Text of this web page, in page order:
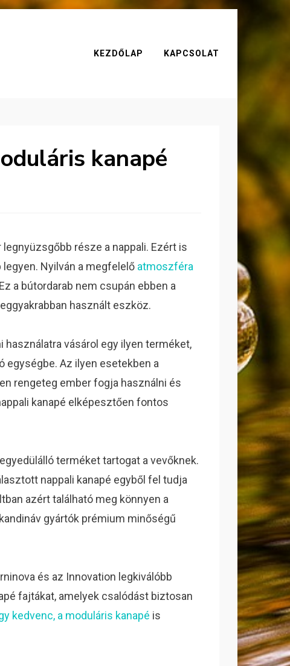
KEZDŐLAP KAPCSOLAT
kanapé
része a nappali. Ezért is
Nyilván a megfelelő atmoszféra
a bútordarab nem csupán ebben a
használt eszköz.
vásárol egy ilyen terméket,
egységbe. Az ilyen esetekben a
rengeteg ember fogja használni és
kanapé elképesztően fontos
terméket tartogat a vevőknek.
nappali kanapé egyből fel tudja
azért található meg könnyen a
gyártók prémium minőségű
és az Innovation legkiválóbb
fajtákat, amelyek csalódást biztosan
kedvenc, a moduláris kanapé is